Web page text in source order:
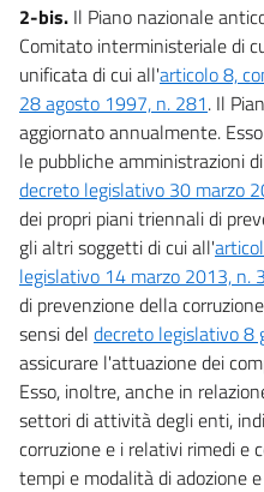
2-bis. Il Piano nazionale
Comitato interministeriale di
unificata di cui all'articolo 8,
28 agosto 1997, n. 281. Il
aggiornato annualmente.
le pubbliche amministrazioni
decreto legislativo 30 marzo
dei propri piani triennali di
gli altri soggetti di cui all'
legislativo 14 marzo 2013, n.
di prevenzione della
sensi del decreto legislativo 8
assicurare l'attuazione dei
Esso, inoltre, anche in
settori di attività degli enti,
corruzione e i relativi rimedi e
tempi e modalità di adozione